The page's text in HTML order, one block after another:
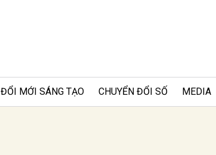
ĐỔI MỚI SÁNG TẠO CHUYỂN ĐỔI SỐ MEDIA